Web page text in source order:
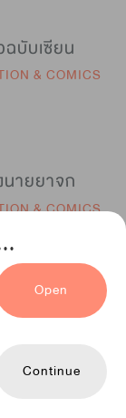
Open
Continue
บับเซียน
& COMICS
ายยาจก
& COMICS
น